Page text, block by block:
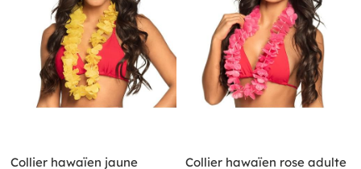
Collier hawaïen jaune
Collier hawaïen rose adulte